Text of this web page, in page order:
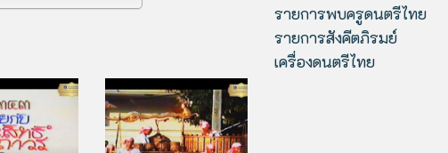
รายการพบครูดนตรีไทย
รายการสังคีตภิรมย์
เครื่องดนตรีไทย